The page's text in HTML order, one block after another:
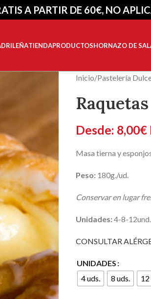
A PARTIR DE 60€, NO
TIENDAPRODUCTOSHORNAZO DE
Inicio/Pastelería
Raquetas
Desde: 8,00€
Masa tierna y
Peso:180g./ud.
Conservar en lugar
Unidades:4-8-12und.
CONSULTAR
UNIDADES
4 uds.
8 uds. 12